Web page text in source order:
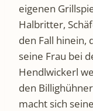
eigenen
Halbritter,
den Fall hinein,
seine Frau bei
Hendlwickerl
den
macht sich